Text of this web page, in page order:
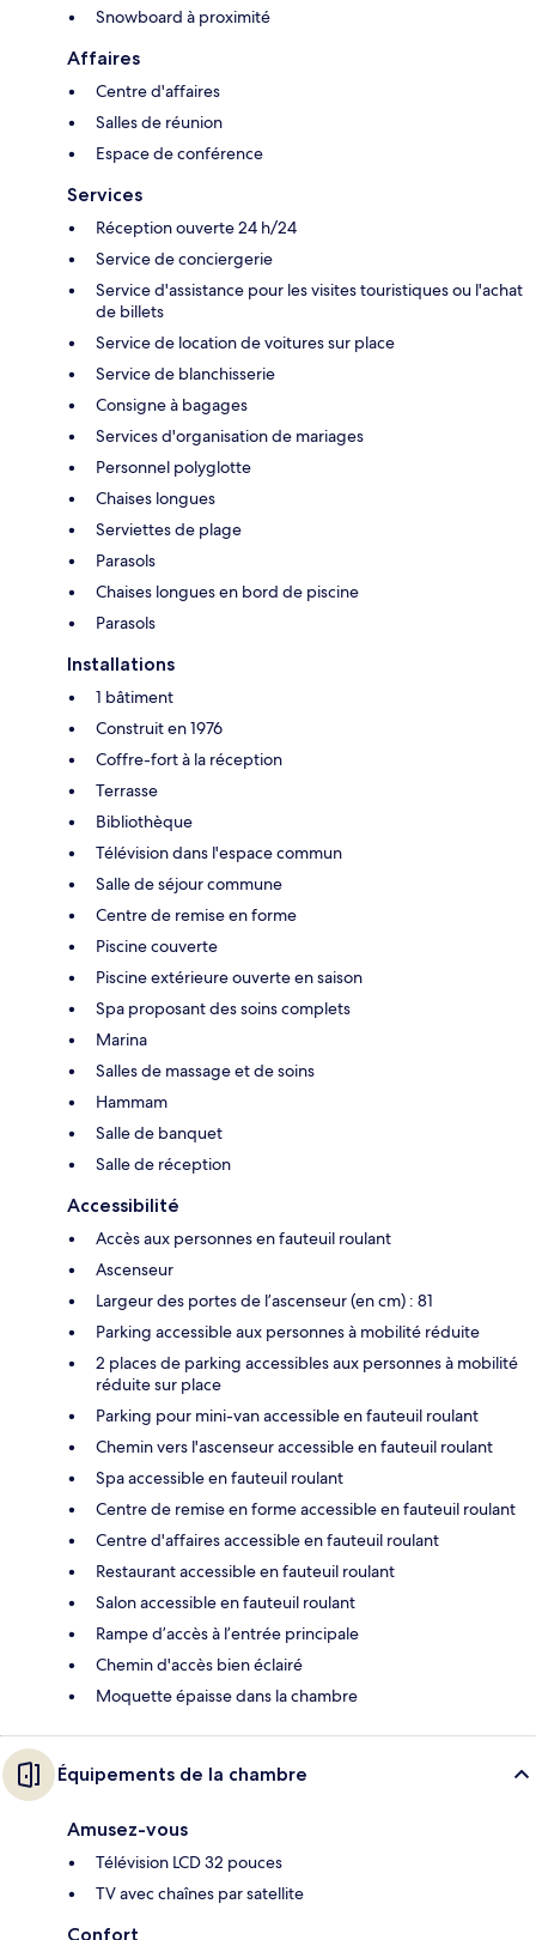
Snowboard à proximité
Affaires
Centre d'affaires
Salles de réunion
Espace de conférence
Services
Réception ouverte 24 h/24
Service de conciergerie
Service d'assistance pour les visites touristiques ou l'achat
de billets
Service de location de voitures sur place
Service de blanchisserie
Consigne à bagages
Services d'organisation de mariages
Personnel polyglotte
Chaises longues
Serviettes de plage
Parasols
Chaises longues en bord de piscine
Parasols
Installations
1 bâtiment
Construit en 1976
Coffre-fort à la réception
Terrasse
Bibliothèque
Télévision dans l'espace commun
Salle de séjour commune
Centre de remise en forme
Piscine couverte
Piscine extérieure ouverte en saison
Spa proposant des soins complets
Marina
Salles de massage et de soins
Hammam
Salle de banquet
Salle de réception
Accessibilité
Accès aux personnes en fauteuil roulant
Ascenseur
Largeur des portes de l’ascenseur (en cm) : 81
Parking accessible aux personnes à mobilité réduite
2 places de parking accessibles aux personnes à mobilité
réduite sur place
Parking pour mini-van accessible en fauteuil roulant
Chemin vers l'ascenseur accessible en fauteuil roulant
Spa accessible en fauteuil roulant
Centre de remise en forme accessible en fauteuil roulant
Centre d'affaires accessible en fauteuil roulant
Restaurant accessible en fauteuil roulant
Salon accessible en fauteuil roulant
Rampe d’accès à l’entrée principale
Chemin d'accès bien éclairé
Moquette épaisse dans la chambre
Équipements de la chambre
Amusez-vous
Télévision LCD 32 pouces
TV avec chaînes par satellite
Confort